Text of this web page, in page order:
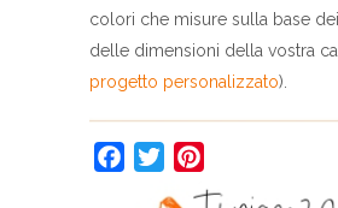
colori che misure sulla base
delle dimensioni della vostra
progetto personalizzato).
Facebook
Twitter